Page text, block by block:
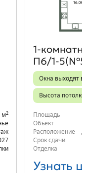
м2
П6/1-
Окна выходят во
Высота
Площадь
Объект
Расположение
Срок сдачи
Отделка
Узнать